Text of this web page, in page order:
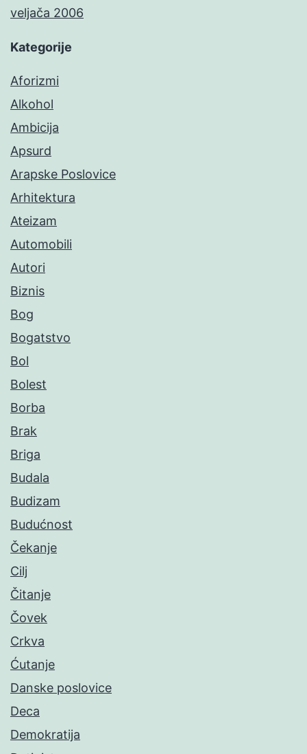
veljača 2006
Kategorije
Aforizmi
Alkohol
Ambicija
Apsurd
Arapske Poslovice
Arhitektura
Ateizam
Automobili
Autori
Biznis
Bog
Bogatstvo
Bol
Bolest
Borba
Brak
Briga
Budala
Budizam
Budućnost
Čekanje
Cilj
Čitanje
Čovek
Crkva
Ćutanje
Danske poslovice
Deca
Demokratija